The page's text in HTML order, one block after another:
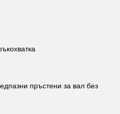
пръстени за вал без